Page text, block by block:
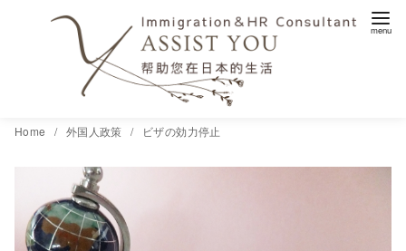
Home 外国人政策 ビザの効力停止